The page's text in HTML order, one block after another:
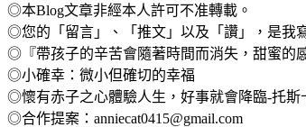
◎本Blog文章非經本人許可不准轉載。
◎您的「留言」、「推文」以及「讚」，是我
◎『帶孩子的辛苦會隨著時間而消失，甜蜜的
◎小確幸：微小但確切的幸福
◎懷有赤子之心體驗人生，好事就會降臨-托斯
◎合作提案：anniecat0415@gmail.com